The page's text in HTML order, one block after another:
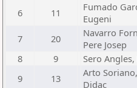
6 11
Fumado
Eugeni
7 20
Navarro
Pere Josep
8
9 Sero
9
13
Arto Soriano,
Didac